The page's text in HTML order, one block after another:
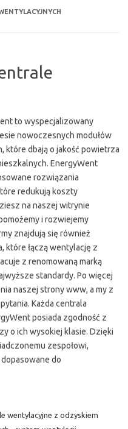
to wyspecjalizowany
nowoczesnych modułów
które dbają o jakość powietrza
EnergyWent
rozwiązania
redukują koszty
na naszej witrynie
i rozwiejemy
znajdują się również
które łączą wentylację z
z renomowaną marką
standardy. Po więcej
naszej strony www, a my z
Każda centrala
posiada zgodność z
o ich wysokiej klasie. Dzięki
zespołowi,
do
wentylacyjne z odzyskiem